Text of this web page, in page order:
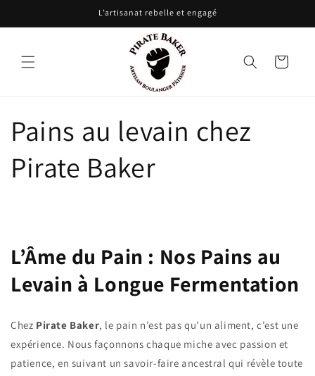
au
L’artisanat rebelle et engagé
Panier
Pains au levain chez
Pirate Baker
L’Âme du Pain : Nos Pains au
Levain à Longue Fermentation
Chez Pirate Baker, le pain n’est pas qu’un aliment, c’est une
expérience. Nous façonnons chaque miche avec passion et
patience, en suivant un savoir-faire ancestral qui révèle toute